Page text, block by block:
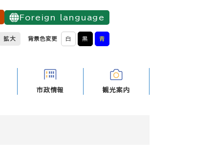
Foreign language
拡大 背景色変更 白 黒 青
市政情報 観光案内